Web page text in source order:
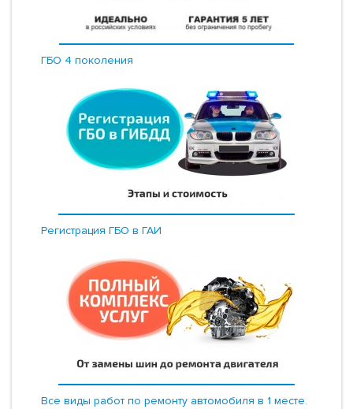
ГБО 4 поколения
Регистрация ГБО в ГАИ
Все виды работ по ремонту автомобиля в 1 месте.